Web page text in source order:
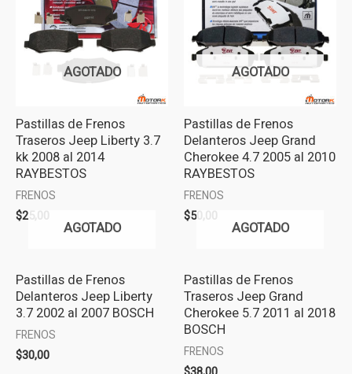
AGOTADO
Pastillas de Frenos
Traseros Jeep Liberty 3.7
kk 2008 al 2014
RAYBESTOS
FRENOS
$25,00
AGOTADO
Pastillas de Frenos
Delanteros Jeep Grand
Cherokee 4.7 2005 al 2010
RAYBESTOS
FRENOS
$50,00
AGOTADO
Pastillas de Frenos
Delanteros Jeep Liberty
3.7 2002 al 2007 BOSCH
FRENOS
$30,00
AGOTADO
Pastillas de Frenos
Traseros Jeep Grand
Cherokee 5.7 2011 al 2018
BOSCH
FRENOS